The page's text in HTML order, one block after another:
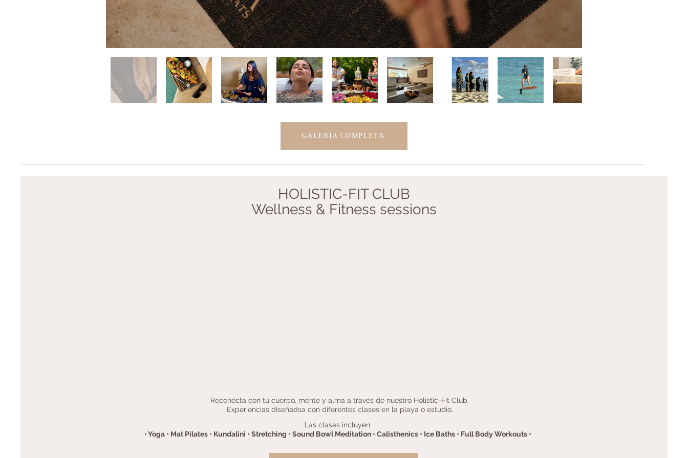
GALERÍA COMPLETA
HOLISTIC-FIT CLUB
Wellness & Fitness sessions
Reconecta con tu cuerpo, mente y alma a través de nuestro Holistic-Fit Club.
Experiencias diseñadsa con diferentes clases en la playa o estudio.
Las clases incluyen:
• Yoga • Mat Pilates • Kundalini • Stretching • Sound Bowl Meditation • Calisthenics • Ice Baths • Full Body Workouts •